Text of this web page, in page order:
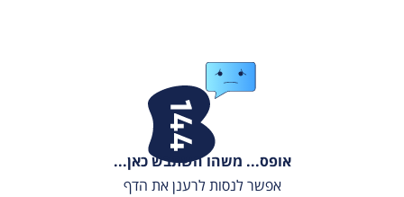
אופס... משהו השתבש כאן...
אפשר לנסות לרענן את הדף